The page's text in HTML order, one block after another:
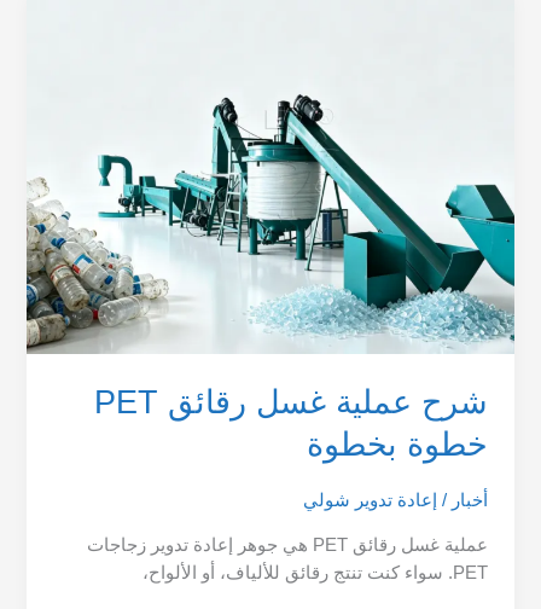
شرح عملية غسل رقائق PET
خطوة بخطوة
أخبار / إعادة تدوير شولي
عملية غسل رقائق PET هي جوهر إعادة تدوير زجاجات
PET. سواء كنت تنتج رقائق للألياف، أو الألواح،